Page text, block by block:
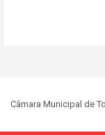
Câmara Municipal de